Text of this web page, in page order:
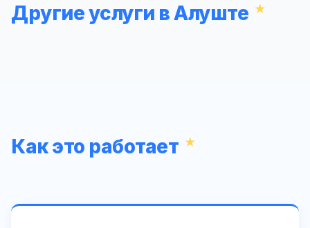
Другие услуги в Алуште
Как это работает